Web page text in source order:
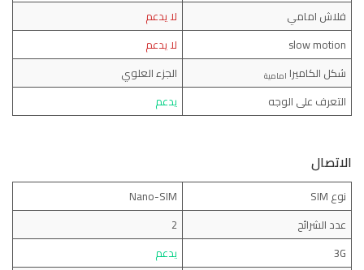
فلاش امامي
لا يدعم
slow motion
لا يدعم
شكل الكاميرا امامية
الجزء العلوي
التعرف على الوجه
يدعم
الاتصال
نوع SIM
Nano-SIM
عدد الشرائح
2
3G
يدعم